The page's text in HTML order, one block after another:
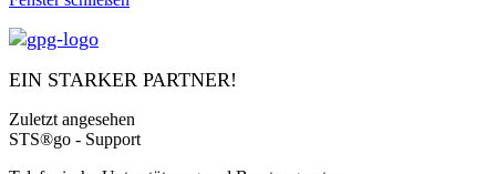
EIN STARKER PARTNER!
Zuletzt angesehen
STS®go - Support